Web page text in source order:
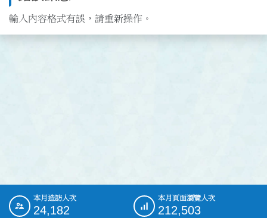
輸入內容格式有誤，請重新操作。
::: 本月造訪人次
24,182
本月頁面瀏覽人次
212,503